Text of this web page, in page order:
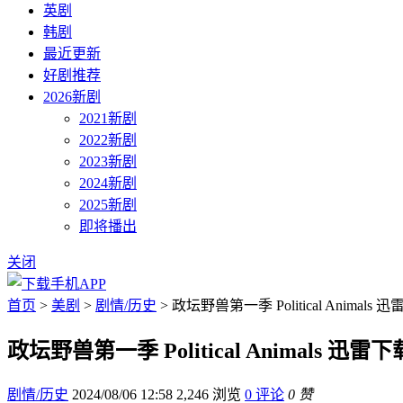
英剧
韩剧
最近更新
好剧推荐
2026新剧
2021新剧
2022新剧
2023新剧
2024新剧
2025新剧
即将播出
关闭
首页 > 美剧 > 剧情/历史 > 政坛野兽第一季 Political Animals 迅
政坛野兽第一季 Political Animals 迅雷下
剧情/历史 2024/08/06 12:58 2,246 浏览 0 评论 0 赞